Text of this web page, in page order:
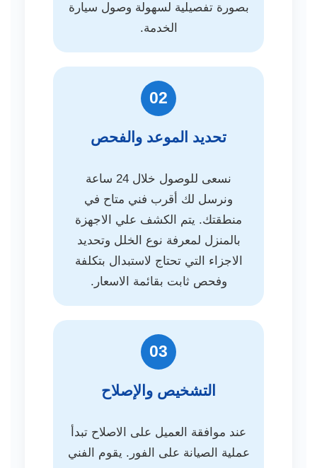
بصورة تفصيلية لسهولة وصول سيارة
الخدمة.
02
تحديد الموعد والفحص
نسعى للوصول خلال 24 ساعة
ونرسل لك أقرب فني متاح في
منطقتك. يتم الكشف علي الاجهزة
بالمنزل لمعرفة نوع الخلل وتحديد
الاجزاء التي تحتاج لاستبدال بتكلفة
وفحص ثابت بقائمة الاسعار.
03
التشخيص والإصلاح
عند موافقة العميل على الاصلاح تبدأ
عملية الصيانة على الفور. يقوم الفني